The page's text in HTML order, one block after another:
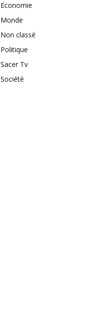
Economie
Monde
Non classé
Politique
Sacer Tv
Société